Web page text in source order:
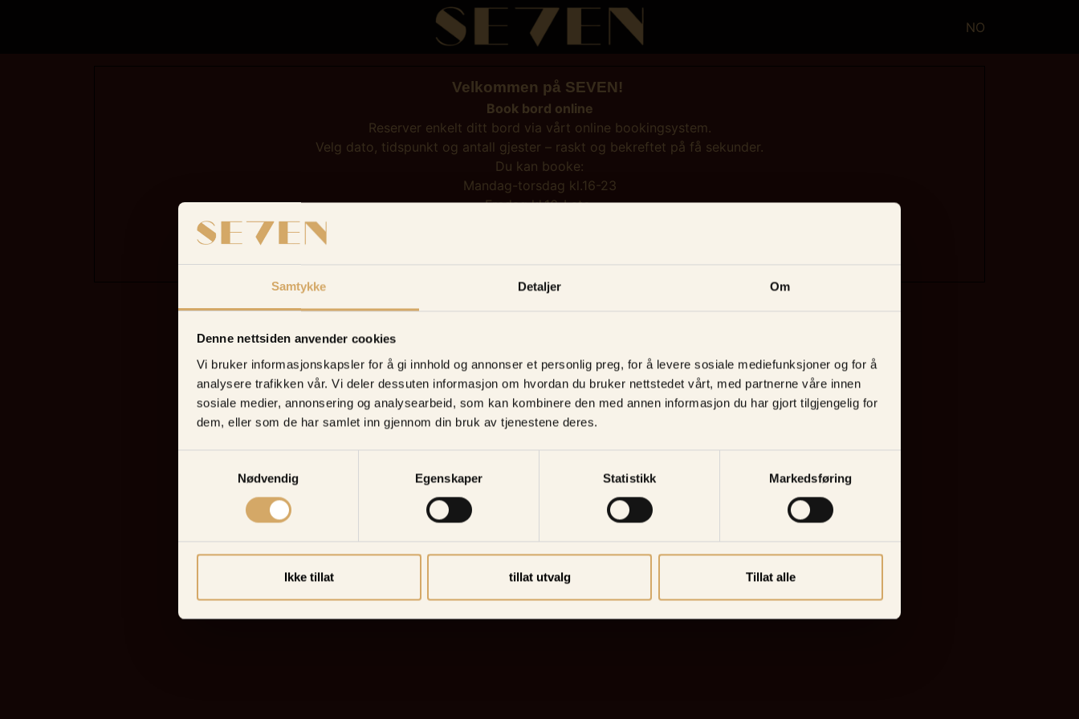
Samtykke Detaljer Om
Denne nettsiden anvender cookies
Vi bruker informasjonskapsler for å gi innhold og annonser et personlig preg, for å levere sosiale mediefunksjoner og for å
analysere trafikken vår. Vi deler dessuten informasjon om hvordan du bruker nettstedet vårt, med partnerne våre innen
sosiale medier, annonsering og analysearbeid, som kan kombinere den med annen informasjon du har gjort tilgjengelig for
dem, eller som de har samlet inn gjennom din bruk av tjenestene deres.
Nødvendig
Egenskaper Statistikk Markedsføring
Ikke tillat tillat utvalg Tillat alle
NO
Velkommen på SEVEN!
Book bord online
Reserver enkelt ditt bord via vårt online bookingsystem.
Velg dato, tidspunkt og antall gjester – raskt og bekreftet på få sekunder.
Du kan booke:
Mandag-torsdag kl.16-23
Fredag kl.16-Late